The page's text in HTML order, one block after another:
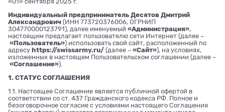
Индивидуальный предприниматель Десятов Дмитрий
Александрович (ИНН 773720376006, ОГРНИП
304770000123791), далее именуемый «Администрация»,
настоящим предлагает пользователю сети Интернет (далее –
«Пользователь») использовать свой сайт, расположенный по
адресу https://swissarmy.ru/ (далее – «Сайт»), на условиях,
изложенных в настоящем Пользовательском соглашении (далее –
«Соглашение»).
1. СТАТУС СОГЛАШЕНИЯ
1.1. Настоящее Соглашение является публичной офертой в
соответствии со ст. 437 Гражданского кодекса РФ. Полное и
безоговорочное согласие с условиями настоящего Соглашения